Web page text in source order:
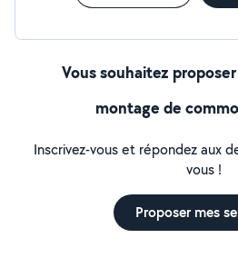
Vous souhaitez
montage de
Inscrivez-vous et répondez aux
vous !
Proposer mes